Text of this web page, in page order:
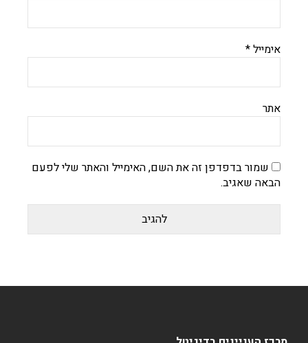
אימייל*
אתר
שמור בדפדפן זה את השם, האימייל והאתר שלי לפעם
הבאה שאגיב.